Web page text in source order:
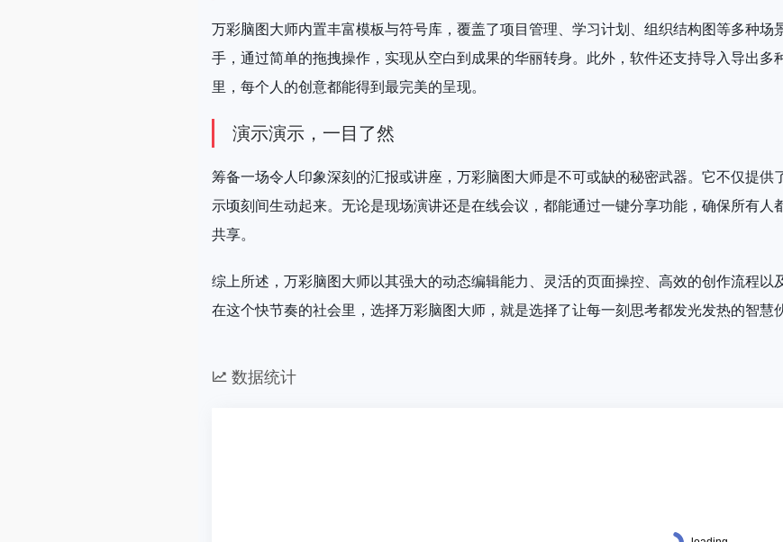
万彩脑图大师内置丰富模板与符号库，覆盖了项目管理、学习计划、组织结构图等多种
手，通过简单的拖拽操作，实现从空白到成果的华丽转身。此外，软件还支持导入导出
里，每个人的创意都能得到最完美的呈现。
演示演示，一目了然
筹备一场令人印象深刻的汇报或讲座，万彩脑图大师是不可或缺的秘密武器。它不仅提
示顷刻间生动起来。无论是现场演讲还是在线会议，都能通过一键分享功能，确保所有
共享。
综上所述，万彩脑图大师以其强大的动态编辑能力、灵活的页面操控、高效的创作流程以
在这个快节奏的社会里，选择万彩脑图大师，就是选择了让每一刻思考都发光发热的智慧
数据统计